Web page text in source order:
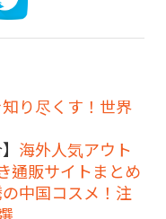
り尽くす！世界
海外人気アウト
通販サイトまとめ
中国コスメ！注